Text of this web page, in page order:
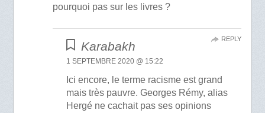
pourquoi pas sur les livres ?
Karabakh
1 SEPTEMBRE 2020 @ 15:22
Ici encore, le terme racisme est grand
mais très pauvre. Georges Rémy, alias
Hergé ne cachait pas ses opinions
REPLY